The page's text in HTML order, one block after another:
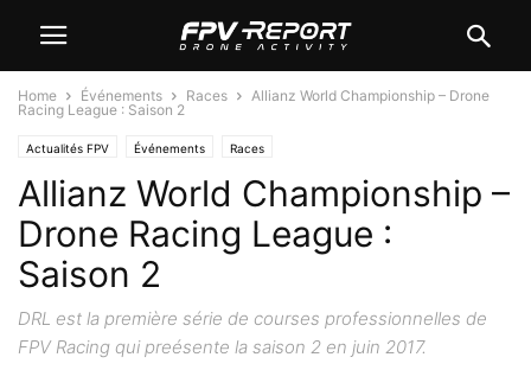
Home Événements Races
Allianz World Championship – Drone
Racing League : Saison 2
Actualités FPV Événements Races
Allianz World Championship –
Drone Racing League :
Saison 2
DRL est la première série de courses professionnelles de
FPV Racing qui preésente la saison 2 en juin 2017.